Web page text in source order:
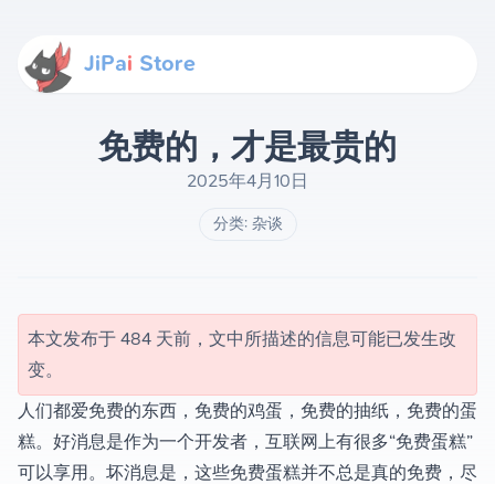
JiPai Store
免费的，才是最贵的
2025年4月10日
分类: 杂谈
本文发布于 484 天前，文中所描述的信息可能已发生改
变。
人们都爱免费的东西，免费的鸡蛋，免费的抽纸，免费的蛋
糕。好消息是作为一个开发者，互联网上有很多“免费蛋糕”
可以享用。坏消息是，这些免费蛋糕并不总是真的免费，尽